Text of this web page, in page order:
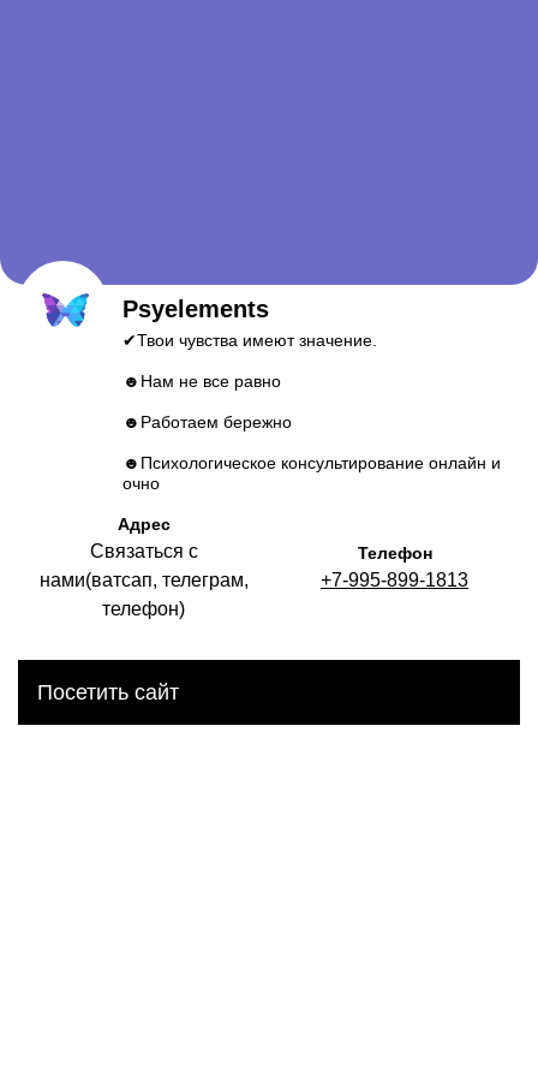
Psyelements
✔Твои чувства имеют значение.
☻Нам не все равно
☻Работаем бережно
☻Психологическое консультирование онлайн и
очно
Адрес
Связаться с
нами(ватсап, телеграм,
телефон)
Телефон
+7-995-899-1813
Посетить сайт